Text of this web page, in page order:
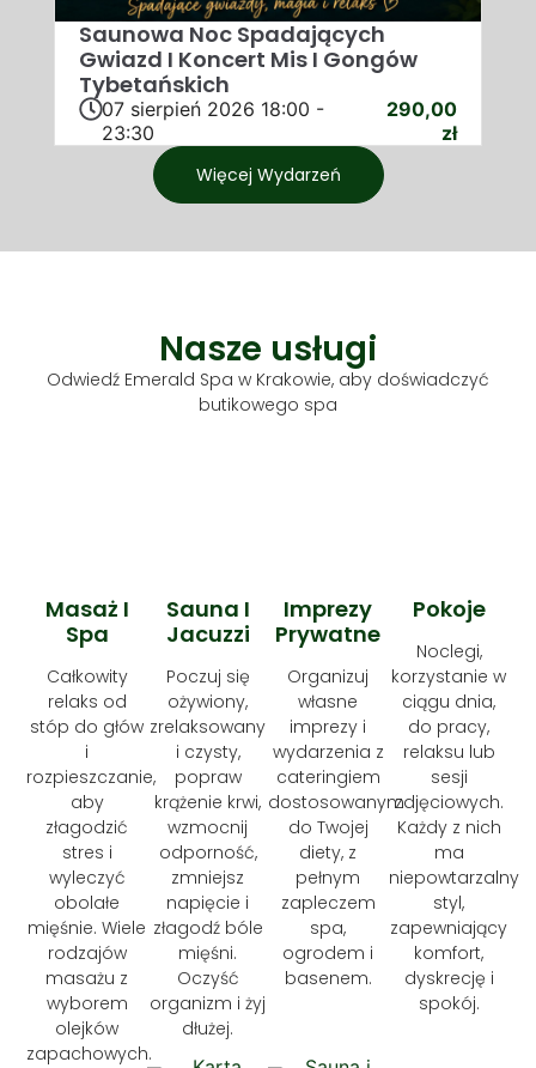
Saunowa Noc Spadających
Gwiazd I Koncert Mis I Gongów
Tybetańskich
07 sierpień 2026 18:00 -
23:30
290,00
zł
Więcej Wydarzeń
Nasze usługi
Odwiedź Emerald Spa w Krakowie, aby doświadczyć
butikowego spa
Masaż I
Spa
Całkowity
relaks od
stóp do głów
i
rozpieszczanie,
aby
złagodzić
stres i
wyleczyć
obolałe
mięśnie. Wiele
rodzajów
masażu z
wyborem
olejków
zapachowych.
Sauna I
Jacuzzi
Poczuj się
ożywiony,
zrelaksowany
i czysty,
popraw
krążenie krwi,
wzmocnij
odporność,
zmniejsz
napięcie i
złagodź bóle
mięśni.
Oczyść
organizm i żyj
dłużej.
Imprezy
Prywatne
Organizuj
własne
imprezy i
wydarzenia z
cateringiem
dostosowanym
do Twojej
diety, z
pełnym
zapleczem
spa,
ogrodem i
basenem.
Pokoje
Noclegi,
korzystanie w
ciągu dnia,
do pracy,
relaksu lub
sesji
zdjęciowych.
Każdy z nich
ma
niepowtarzalny
styl,
zapewniający
komfort,
dyskrecję i
spokój.